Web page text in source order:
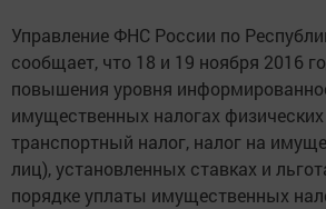
Управление ФНС России по
сообщает, что 18 и 19 ноября 2016
повышения уровня
имущественных налогах
транспортный налог, налог на
лиц), установленных ставках и
порядке уплаты имущественных